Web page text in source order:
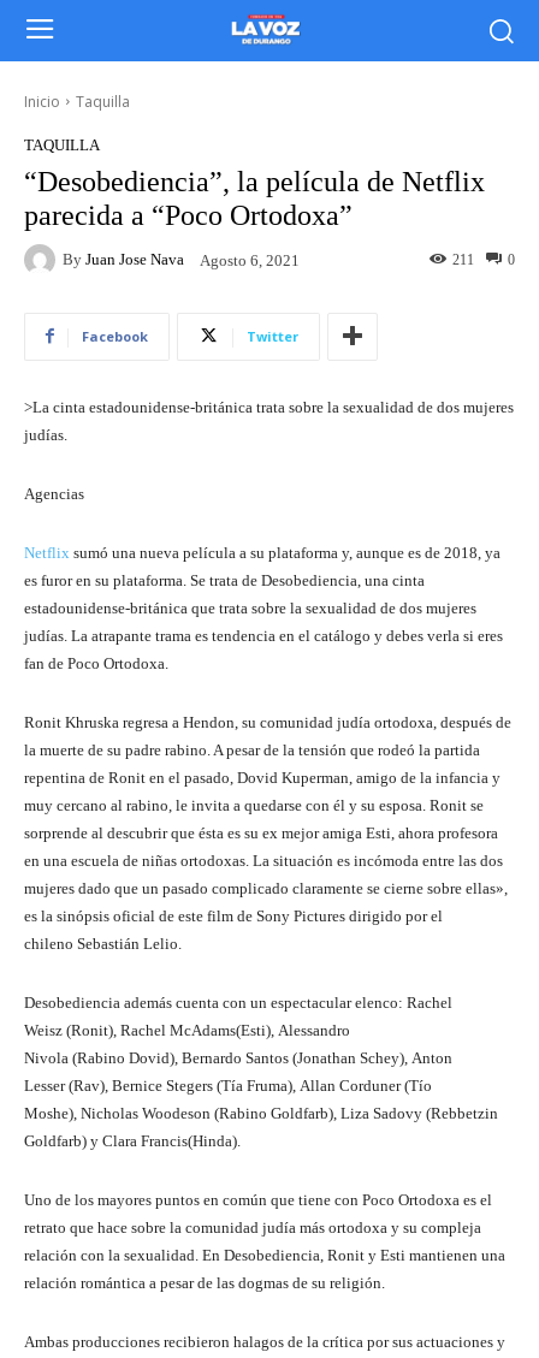
Inicio Taquilla
TAQUILLA
“Desobediencia”, la película de Netflix
parecida a “Poco Ortodoxa”
By Juan Jose Nava Agosto 6, 2021 0
211
Facebook Twitter
>La cinta estadounidense-británica trata sobre la sexualidad de dos mujeres
judías.
Agencias
Netflix sumó una nueva película a su plataforma y, aunque es de 2018, ya
es furor en su plataforma. Se trata de Desobediencia, una cinta
estadounidense-británica que trata sobre la sexualidad de dos mujeres
judías. La atrapante trama es tendencia en el catálogo y debes verla si eres
fan de Poco Ortodoxa.
Ronit Khruska regresa a Hendon, su comunidad judía ortodoxa, después de
la muerte de su padre rabino. A pesar de la tensión que rodeó la partida
repentina de Ronit en el pasado, Dovid Kuperman, amigo de la infancia y
muy cercano al rabino, le invita a quedarse con él y su esposa. Ronit se
sorprende al descubrir que ésta es su ex mejor amiga Esti, ahora profesora
en una escuela de niñas ortodoxas. La situación es incómoda entre las dos
mujeres dado que un pasado complicado claramente se cierne sobre ellas»,
es la sinópsis oficial de este film de Sony Pictures dirigido por el
chileno Sebastián Lelio.
Desobediencia además cuenta con un espectacular elenco: Rachel
Weisz (Ronit), Rachel McAdams(Esti), Alessandro
Nivola (Rabino Dovid), Bernardo Santos (Jonathan Schey), Anton
Lesser (Rav), Bernice Stegers (Tía Fruma), Allan Corduner (Tío
Moshe), Nicholas Woodeson (Rabino Goldfarb), Liza Sadovy (Rebbetzin
Goldfarb) y Clara Francis(Hinda).
Uno de los mayores puntos en común que tiene con Poco Ortodoxa es el
retrato que hace sobre la comunidad judía más ortodoxa y su compleja
relación con la sexualidad. En Desobediencia, Ronit y Esti mantienen una
relación romántica a pesar de las dogmas de su religión.
Ambas producciones recibieron halagos de la crítica por sus actuaciones y